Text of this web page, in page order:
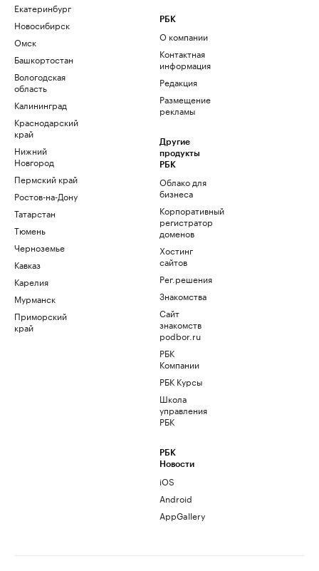
Екатеринбург
Новосибирск
Омск
Башкортостан
Вологодская
область
Калининград
Краснодарский
край
Нижний
Новгород
Пермский край
Ростов-на-Дону
Татарстан
Тюмень
Черноземье
Кавказ
Карелия
Мурманск
Приморский
край
РБК
О компании
Контактная
информация
Редакция
Размещение
рекламы
Другие
продукты
РБК
Облако для
бизнеса
Корпоративный
регистратор
доменов
Хостинг
сайтов
Рег.решения
Знакомства
Сайт
знакомств
podbor.ru
РБК
Компании
РБК Курсы
Школа
управления
РБК
РБК
Новости
iOS
Android
AppGallery